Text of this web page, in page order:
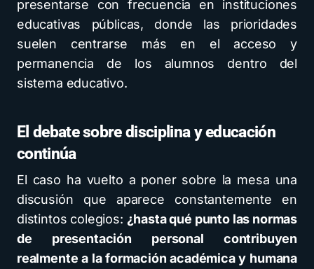
presentarse con frecuencia en instituciones
educativas públicas, donde las prioridades
suelen centrarse más en el acceso y
permanencia de los alumnos dentro del
sistema educativo.
El debate sobre disciplina y educación
continúa
El caso ha vuelto a poner sobre la mesa una
discusión que aparece constantemente en
distintos colegios: ¿hasta qué punto las normas
de presentación personal contribuyen
realmente a la formación académica y humana